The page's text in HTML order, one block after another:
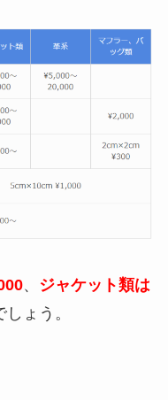
、
ジャケット類は
ょう。